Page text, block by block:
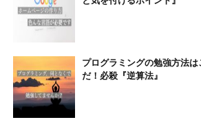
プログラミングの勉強方法は
だ！必殺『逆算法』